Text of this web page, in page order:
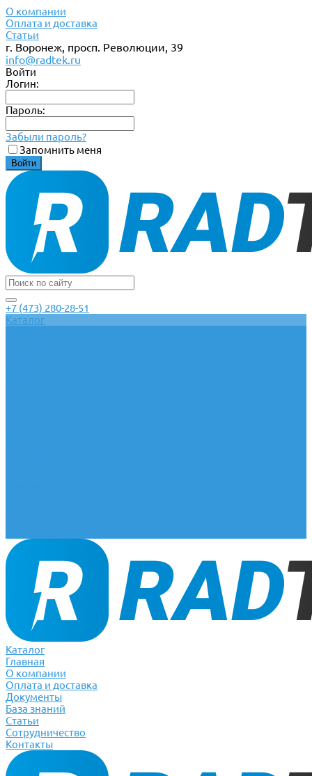
О компании
Оплата и доставка
Статьи
г. Воронеж, просп. Революции, 39
info@radtek.ru
Войти
Логин:
Пароль:
Забыли пароль?
Запомнить меня
+7 (473) 280-28-51
Каталог
Каталог
Главная
О компании
Оплата и доставка
Документы
База знаний
Статьи
Сотрудничество
Контакты